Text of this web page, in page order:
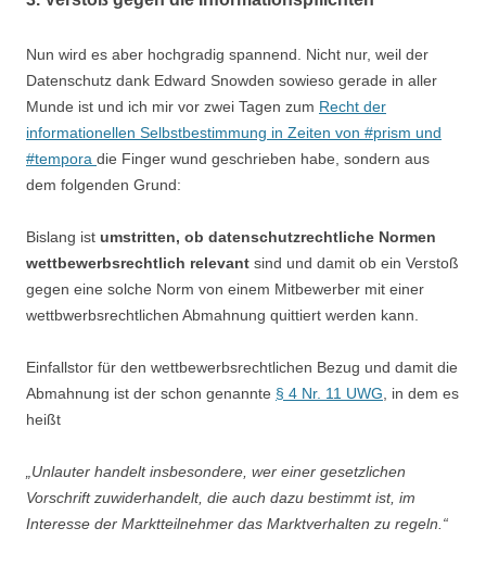
Nun wird es aber hochgradig spannend. Nicht nur, weil der
Datenschutz dank Edward Snowden sowieso gerade in aller
Munde ist und ich mir vor zwei Tagen zum Recht der
informationellen Selbstbestimmung in Zeiten von #prism und
#tempora die Finger wund geschrieben habe, sondern aus
dem folgenden Grund:
Bislang ist umstritten, ob datenschutzrechtliche Normen
wettbewerbsrechtlich relevant sind und damit ob ein Verstoß
gegen eine solche Norm von einem Mitbewerber mit einer
wettbwerbsrechtlichen Abmahnung quittiert werden kann.
Einfallstor für den wettbewerbsrechtlichen Bezug und damit die
Abmahnung ist der schon genannte § 4 Nr. 11 UWG , in dem es
heißt
„Unlauter handelt insbesondere, wer einer gesetzlichen
Vorschrift zuwiderhandelt, die auch dazu bestimmt ist, im
Interesse der Marktteilnehmer das Marktverhalten zu regeln.“